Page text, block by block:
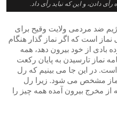
رأی دادن، و این که نباید رأی داد.
ضد مردمی ولایت وقیح برای
است که اگر نماز گذار هنگام
بادی از خود بیرون دهد، همه
نماز تارسیدن به پایان رکعت
است. در این جا می بینیم که رل
مشخص می شود. زیرا رل
مخرج بیرون آمده همه چیز را